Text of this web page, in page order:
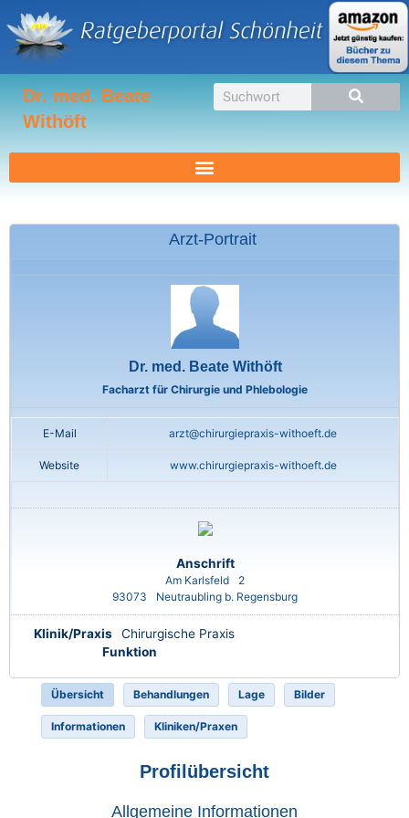
Inhalt
springen
Dr. med. Beate
Withöft
Suche
Arzt-Portrait
Dr. med. Beate Withöft
Facharzt für Chirurgie und Phlebologie
E-Mail arzt@chirurgiepraxis-withoeft.de
Website www.chirurgiepraxis-withoeft.de
Anschrift
Am Karlsfeld
2
93073
Neutraubling b. Regensburg
Klinik/Praxis
Chirurgische Praxis
Funktion
Übersicht Behandlungen Lage Bilder
Informationen Kliniken/Praxen
Profilübersicht
Allgemeine Informationen